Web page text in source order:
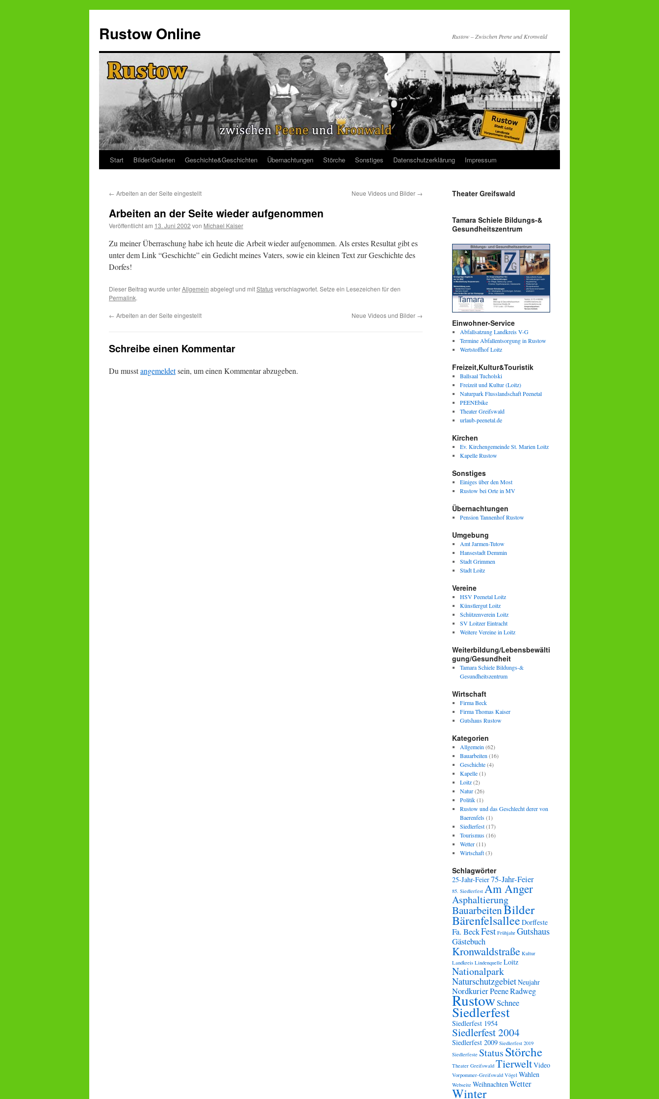
springen
Rustow Online Rustow – Zwischen Peene und Kronwald
Start Bilder/Galerien Geschichte&Geschichten Übernachtungen Störche Sonstiges Datenschutzerklärung Impressum
← Arbeiten an der Seite eingestellt Neue Videos und Bilder →
Arbeiten an der Seite wieder aufgenommen
Veröffentlicht am 13. Juni 2002 von Michael Kaiser
Zu meiner Überraschung habe ich heute die Arbeit wieder aufgenommen. Als erstes Resultat gibt es
unter dem Link “Geschichte” ein Gedicht meines Vaters, sowie ein kleinen Text zur Geschichte des
Dorfes!
Dieser Beitrag wurde unterAllgemein abgelegt und mitStatusverschlagwortet. Setze ein Lesezeichen für den
Permalink.
← Arbeiten an der Seite eingestellt Neue Videos und Bilder →
Schreibe einen Kommentar
Du musstangemeldetsein, um einen Kommentar abzugeben.
Theater Greifswald
Tamara Schiele Bildungs-&
Gesundheitszentrum
Einwohner-Service
Abfallsatzung Landkreis V-G
Termine Abfallentsorgung in Rustow
Wertstoffhof Loitz
Freizeit,Kultur&Touristik
Ballsaal Tucholski
Freizeit und Kultur (Loitz)
Naturpark Flusslandschaft Peenetal
PEENEbike
Theater Greifswald
urlaub-peenetal.de
Kirchen
Ev. Kirchengemeinde St. Marien Loitz
Kapelle Rustow
Sonstiges
Einiges über den Most
Rustow bei Orte in MV
Übernachtungen
Pension Tannenhof Rustow
Umgebung
Amt Jarmen-Tutow
Hansestadt Demmin
Stadt Grimmen
Stadt Loitz
Vereine
HSV Peenetal Loitz
Künstlergut Loitz
Schützenverein Loitz
SV Loitzer Eintracht
Weitere Vereine in Loitz
Weiterbildung/Lebensbewälti
gung/Gesundheit
Tamara Schiele Bildungs-&
Gesundheitszentrum
Wirtschaft
Firma Beck
Firma Thomas Kaiser
Gutshaus Rustow
Kategorien
Allgemein (62)
Bauarbeiten (16)
Geschichte(4)
Kapelle(1)
Loitz(2)
Natur(26)
Politik(1)
Rustow und das Geschlecht derer von
Baerenfels(1)
Siedlerfest(17)
Tourismus(16)
Wetter(11)
Wirtschaft(3)
Schlagwörter
25-Jahr-Feier75-Jahr-Feier
85. Siedlerfest Am Anger
Asphaltierung
BauarbeitenBilder
Bärenfelsallee Dorffeste
Fa. BeckFest Frühjahr Gutshaus
Gästebuch
Kronwaldstraße Kultur
Landkreis Lindenquelle Loitz
Nationalpark
NaturschutzgebietNeujahr
NordkurierPeeneRadweg
RustowSchnee
Siedlerfest
Siedlerfest 1954
Siedlerfest 2004
Siedlerfest 2009 Siedlerfest 2019
Siedlerfeste StatusStörche
Theater Greifswald TierweltVideo
Vorpommer-Greifswald Vögel Wahlen
Webseite WeihnachtenWetter
Winter